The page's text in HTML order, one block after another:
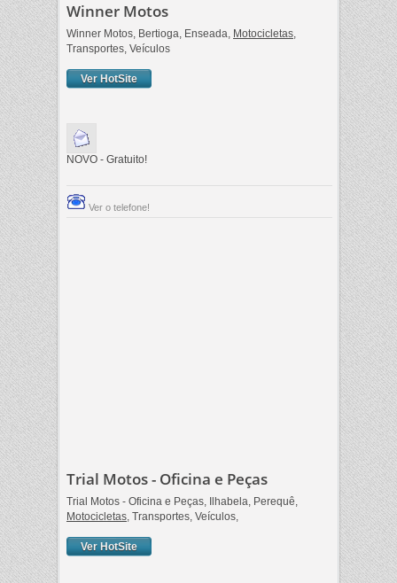
Winner Motos
Winner Motos, Bertioga, Enseada, Motocicletas,
Transportes, Veículos
Ver HotSite
NOVO - Gratuito!
Ver o telefone!
Trial Motos - Oficina e Peças
Trial Motos - Oficina e Peças, Ilhabela, Perequê,
Motocicletas, Transportes, Veículos,
Ver HotSite